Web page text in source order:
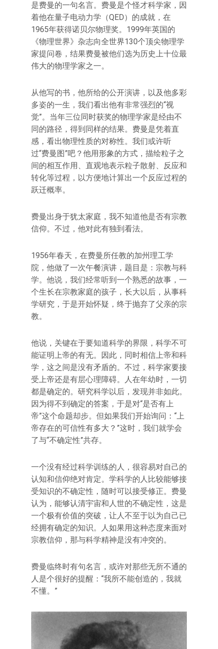
是费曼的一句名言。费曼是个怪才科学家，因
着他在量子电动力学（QED）的成就，在
1965年获得诺贝尔物理奖。1999年英国的
《物理世界》杂志向全世界130个顶尖物理学
家提问卷，结果费曼被他们选为历史上十位最
伟大的物理学家之一。
从他写的书，他所给的公开演讲，以及他多彩
多姿的一生，我们看出他有非常强烈的“视
觉”。当年三位同时获奖的物理学家是经由不
同的路径，得到同样的结果。费曼是凭着直
感，看出物理性质的对称性。我们或许听
过“费曼图”吧？他用形象的方式，描绘粒子之
间的相互作用、直观地表示粒子散射、反应和
转化等过程，以方便地计算出一个反应过程的
跃迁概率。
费曼出身于犹太家庭，我不知道他是否有宗教
信仰。不过，他对此有独到看法。
1956年春天，在费曼所任教的加州理工学
院，他做了一次午餐演讲，题目是：宗教与科
学。他说，我们经常听到一个熟悉的故事，一
个生长在宗教家庭的孩子，长大以后，从事科
学研究，于是开始怀疑，终于抛弃了父亲的宗
教。
他说，关键在于要知道科学的界限，科学不可
能证明上帝的有无。因此，同时相信上帝和科
学，这之间是没有矛盾的。不过，科学家要接
受上帝还是有层心理障碍。人在年幼时，一切
都是确定的。研究科学以后，发现并非如此。
因为得不到确定的答案，于是对“是否有上
帝”这个命题却步。但如果我们开始询问：“上
帝存在的可信性有多大？”这时，我们就学会
了与“不确定性”共存。
一个没有经过科学训练的人，很容易对自己的
认知和信仰绝对肯定。学科学的人比较能够接
受知识的不确定性，随时可以接受修正。费曼
认为，能够认清宇宙和人世的不确定性，这是
一个极有价值的突破，让人不至于以为自己已
经拥有确定的知识。人如果用这种态度来面对
宗教信仰，那与科学精神是没有冲突的。
费曼临终时有句名言，或许对那些无所不通的
人是个很好的提醒：“我所不能创造的，我就
不懂。”